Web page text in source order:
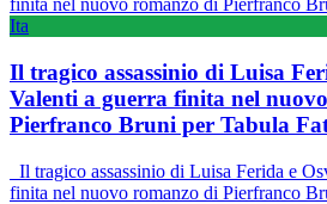
Ita
Il tragico assassinio di Luisa
Valenti a guerra finita nel
Pierfranco Bruni per Tabula
Il tragico assassinio di Luisa Ferida e
finita nel nuovo romanzo di Pierfranco